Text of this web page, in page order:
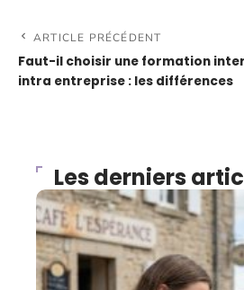
ARTICLE PRÉCÉDENT
Faut-il choisir une formation
intra entreprise : les différences
Les derniers